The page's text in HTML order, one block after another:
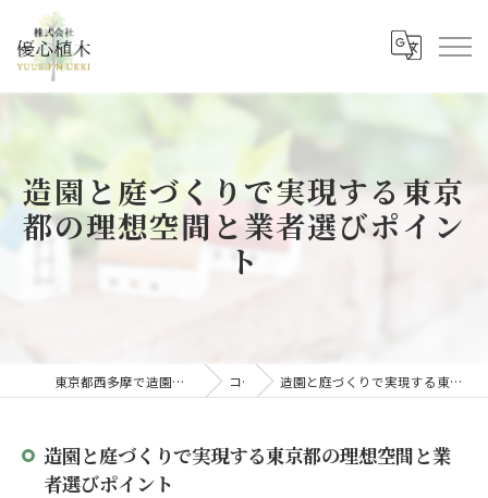
造園と庭づくりで実現する東京
都の理想空間と業者選びポイン
ト
東京都西多摩で造園の求人なら株式会社優心植木 コラム 造園と庭づくりで実現する東京都の理想空間と業者選びポイント
造園と庭づくりで実現する東京都の理想空間と業
者選びポイント